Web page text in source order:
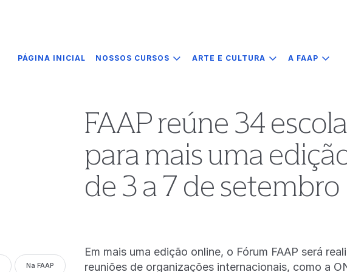
PÁGINA INICIAL NOSSOS CURSOS ARTE E CULTURA A FAAP
FAAP reúne 34
para mais uma
de 3 a 7 de setembro
Na FAAP
Em mais uma edição online, o Fórum FAAP será
reuniões de organizações internacionais, como a